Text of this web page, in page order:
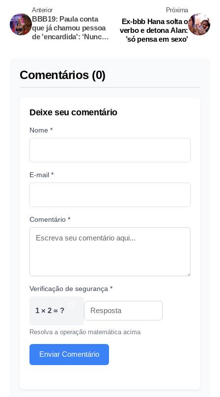
Anterior
BBB19: Paula conta
que já chamou pessoa
de 'encardida': ‘Nunca
Próxima
Ex-bbb Hana solta o
verbo e detona Alan:
’só pensa em sexo’
Comentários (0)
Deixe seu comentário
Nome *
E-mail *
Comentário *
Verificação de segurança *
1 × 2 = ?
Resolva a operação matemática acima
Enviar Comentário